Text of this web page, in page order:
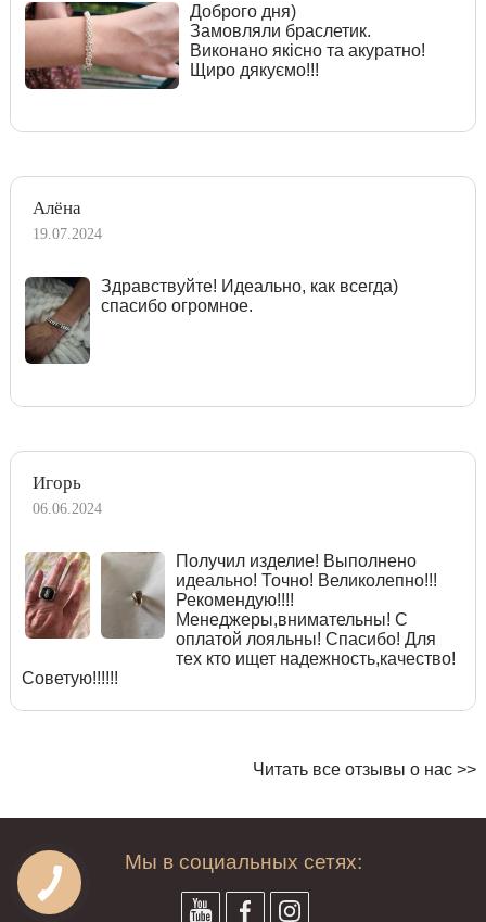
Доброго дня)
Замовляли браслетик.
Виконано якісно та акуратно!
Щиро дякуємо!!!
Алёна
19.07.2024
Здравствуйте! Идеально, как всегда)
спасибо огромное.
Игорь
06.06.2024
Получил изделие! Выполнено
идеально! Точно! Великолепно!!!
Рекомендую!!!!
Менеджеры,внимательны! С
оплатой лояльны! Спасибо! Для
тех кто ищет надежность,качество!
Советую!!!!!!
Читать все отзывы о нас >>
Мы в социальных сетях: